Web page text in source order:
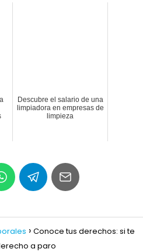
Descubre el salario de una
limpiadora en empresas de
limpieza
Conoce tus derechos: si te
a paro